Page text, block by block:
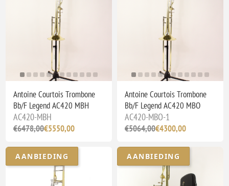
Antoine Courtois Trombone
Bb/F Legend AC420 MBH
AC420-MBH
€6478,00€5550,00
Antoine Courtois Trombone
Bb/F Legend AC420 MBO
AC420-MBO-1
€5064,00€4300,00
AANBIEDING AANBIEDING